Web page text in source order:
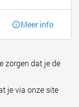
Meer info
zorgen dat je de
je via onze site